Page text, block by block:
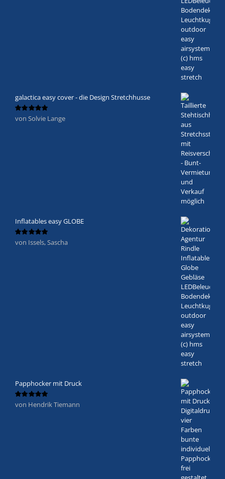
galactica easy cover - die Design Stretchhusse
Bewertet
von Solvie Lange
Inflatables easy GLOBE
Bewertet
von Issels, Sascha
Papphocker mit Druck
Bewertet
von Hendrik Tiemann